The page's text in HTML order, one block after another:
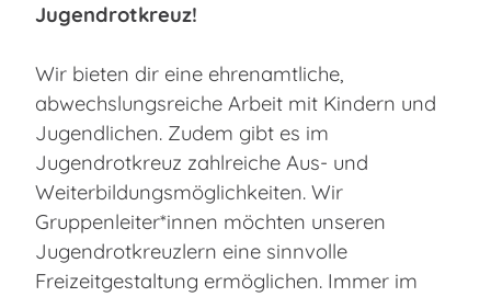
Jugendrotkreuz!
Wir bieten dir eine ehrenamtliche,
abwechslungsreiche Arbeit mit Kindern und
Jugendlichen. Zudem gibt es im
Jugendrotkreuz zahlreiche Aus- und
Weiterbildungsmöglichkeiten. Wir
Gruppenleiter*innen möchten unseren
Jugendrotkreuzlern eine sinnvolle
Freizeitgestaltung ermöglichen. Immer im